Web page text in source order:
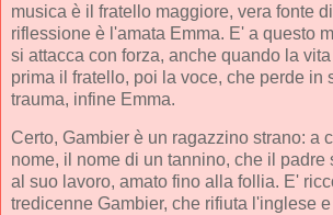
musica è il fratello maggiore, vera fonte
riflessione è l'amata Emma. E' a questo
si attacca con forza, anche quando la
prima il fratello, poi la voce, che perde in
trauma, infine Emma.
Certo, Gambier è un ragazzino strano: a
nome, il nome di un tannino, che il padre
al suo lavoro, amato fino alla follia. E'
tredicenne Gambier, che rifiuta l'inglese